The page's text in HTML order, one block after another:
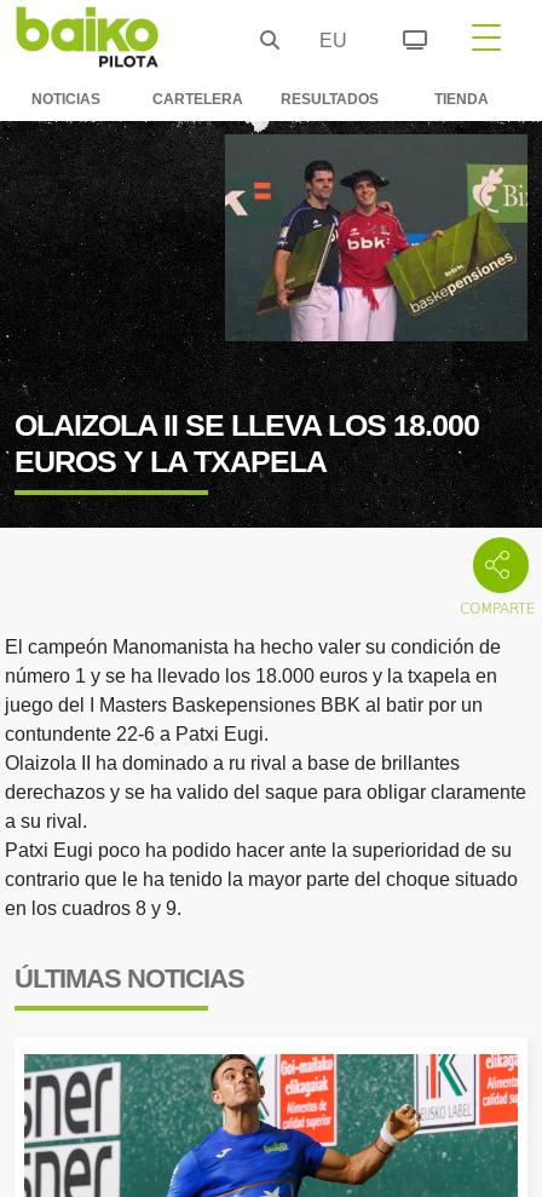
EU
NOTICIAS CARTELERA RESULTADOS TIENDA
OLAIZOLA II SE LLEVA LOS 18.000
EUROS Y LA TXAPELA
El campeón Manomanista ha hecho valer su condición de
número 1 y se ha llevado los 18.000 euros y la txapela en
juego del I Masters Baskepensiones BBK al batir por un
contundente 22-6 a Patxi Eugi.
Olaizola II ha dominado a ru rival a base de brillantes
derechazos y se ha valido del saque para obligar claramente
a su rival.
Patxi Eugi poco ha podido hacer ante la superioridad de su
contrario que le ha tenido la mayor parte del choque situado
en los cuadros 8 y 9.
ÚLTIMAS NOTICIAS